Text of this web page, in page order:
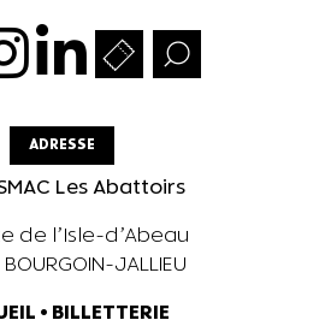
ADRESSE
Les Abattoirs
de l’Isle-d’Abeau
JALLIEU
• BILLETTERIE